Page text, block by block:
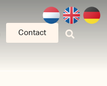
Contact